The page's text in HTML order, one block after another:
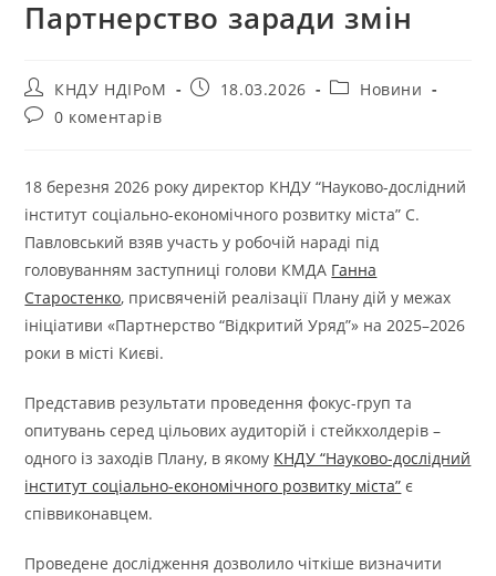
Партнерство заради змін
КНДУ НДІРоМ 18.03.2026
Новини
0 коментарів
18 березня 2026 року директор КНДУ “Науково-дослідний
інститут соціально-економічного розвитку міста” С.
Павловський взяв участь у робочій нараді під
головуванням заступниці голови КМДА Ганна
Старостенко, присвяченій реалізації Плану дій у межах
ініціативи «Партнерство “Відкритий Уряд”» на 2025–2026
роки в місті Києві.
Представив результати проведення фокус-груп та
опитувань серед цільових аудиторій і стейкхолдерів –
одного із заходів Плану, в якому КНДУ “Науково-дослідний
інститут соціально-економічного розвитку міста” є
співвиконавцем.
Проведене дослідження дозволило чіткіше визначити